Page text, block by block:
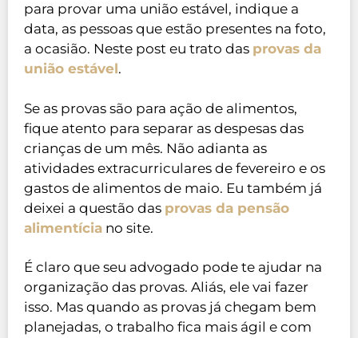
para provar uma união estável, indique a
data, as pessoas que estão presentes na foto,
a ocasião. Neste post eu trato das provas da
união estável.
Se as provas são para ação de alimentos,
fique atento para separar as despesas das
crianças de um mês. Não adianta as
atividades extracurriculares de fevereiro e os
gastos de alimentos de maio. Eu também já
deixei a questão das provas da pensão
alimentícia no site.
É claro que seu advogado pode te ajudar na
organização das provas. Aliás, ele vai fazer
isso. Mas quando as provas já chegam bem
planejadas, o trabalho fica mais ágil e com